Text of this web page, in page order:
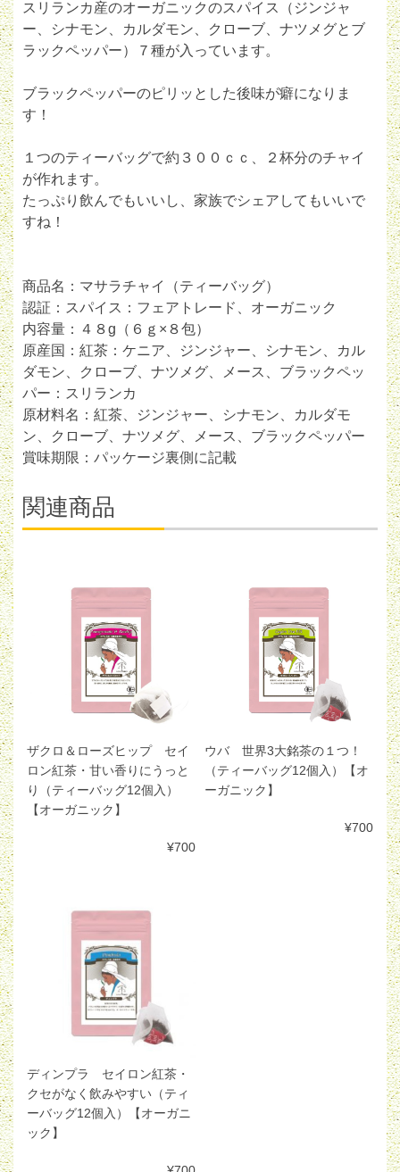
スリランカ産のオーガニックのスパイス（ジンジャ
ー、シナモン、カルダモン、クローブ、ナツメグとブ
ラックペッパー）７種が入っています。
ブラックペッパーのピリッとした後味が癖になりま
す！
１つのティーバッグで約３００ｃｃ、２杯分のチャイ
が作れます。
たっぷり飲んでもいいし、家族でシェアしてもいいで
すね！
商品名：マサラチャイ（ティーバッグ）
認証：スパイス：フェアトレード、オーガニック
内容量：４８g（６ｇ×８包）
原産国：紅茶：ケニア、ジンジャー、シナモン、カル
ダモン、クローブ、ナツメグ、メース、ブラックペッ
パー：スリランカ
原材料名：紅茶、ジンジャー、シナモン、カルダモ
ン、クローブ、ナツメグ、メース、ブラックペッパー
賞味期限：パッケージ裏側に記載
関連商品
ザクロ＆ローズヒップ セイ
ロン紅茶・甘い香りにうっと
り（ティーバッグ12個入）
【オーガニック】
¥700
ウバ 世界3大銘茶の１つ！
（ティーバッグ12個入）【オ
ーガニック】
¥700
ディンプラ セイロン紅茶・
クセがなく飲みやすい（ティ
ーバッグ12個入）【オーガニ
ック】